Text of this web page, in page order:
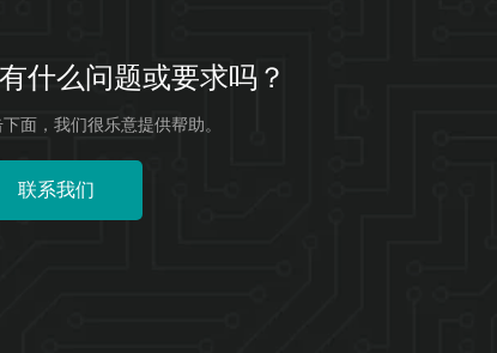
什么问题或要求吗？
下面，我们很乐意提供帮助。
联系我们